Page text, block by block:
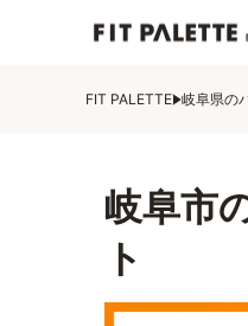
FIT PALETTE 岐阜県の
岐阜市
ト